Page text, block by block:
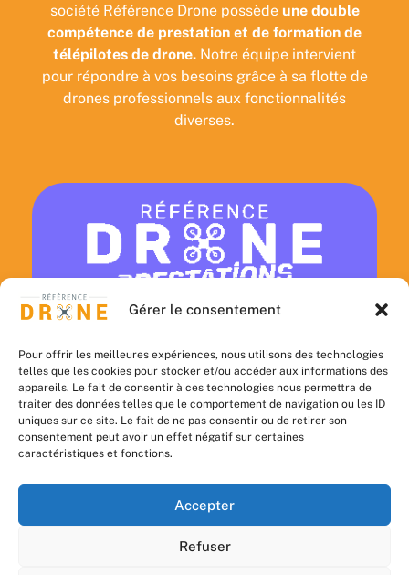
Gérer le consentement
Pour offrir les meilleures expériences, nous utilisons des technologies
telles que les cookies pour stocker et/ou accéder aux informations des
appareils. Le fait de consentir à ces technologies nous permettra de
traiter des données telles que le comportement de navigation ou les ID
uniques sur ce site. Le fait de ne pas consentir ou de retirer son
consentement peut avoir un effet négatif sur certaines
caractéristiques et fonctions.
Accepter
Refuser
société Référence Drone possède une double
compétence de prestation et de formation de
télépilotes de drone. Notre équipe intervient
pour répondre à vos besoins grâce à sa flotte de
drones professionnels aux fonctionnalités
diverses.
PRESTATIONS
DRONE
Mentions légales